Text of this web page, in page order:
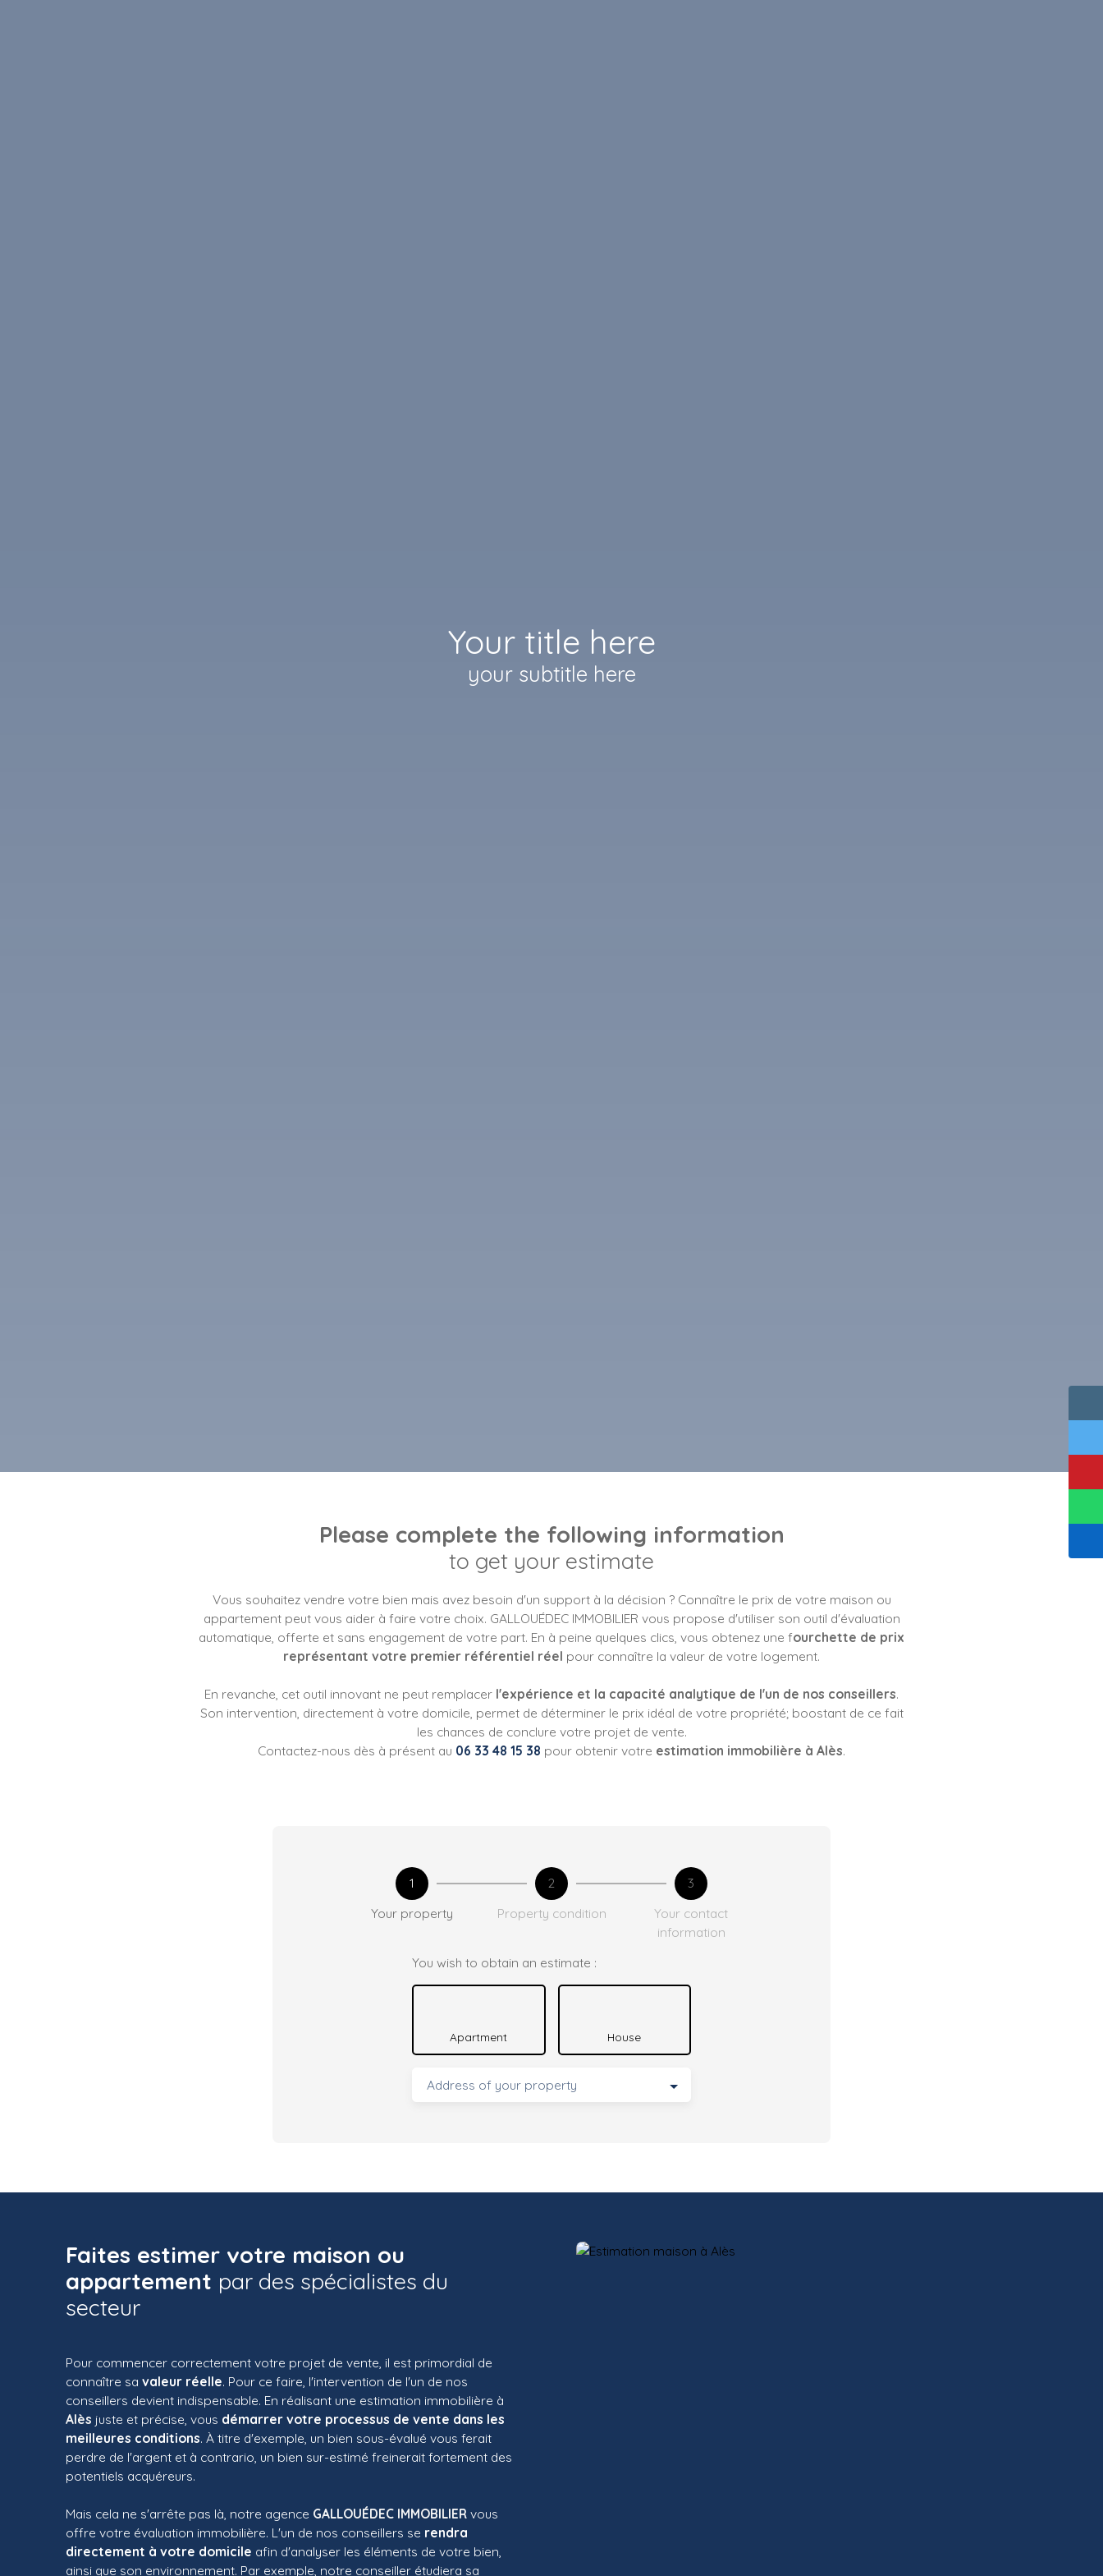
Your title here
your subtitle here
Please complete the following information
to get your estimate
Vous souhaitez vendre votre bien mais avez besoin d'un support à la décision ? Connaître le prix de votre maison ou
appartement peut vous aider à faire votre choix. GALLOUÉDEC IMMOBILIER vous propose d'utiliser son outil d'évaluation
automatique, offerte et sans engagement de votre part. En à peine quelques clics, vous obtenez une fourchette de prix
représentant votre premier référentiel réel pour connaître la valeur de votre logement.
En revanche, cet outil innovant ne peut remplacer l'expérience et la capacité analytique de l'un de nos conseillers.
Son intervention, directement à votre domicile, permet de déterminer le prix idéal de votre propriété; boostant de ce fait
les chances de conclure votre projet de vente.
Contactez-nous dès à présent au 06 33 48 15 38 pour obtenir votre estimation immobilière à Alès.
1
Your property
2
Property condition
3
Your contact
information
You wish to obtain an estimate :
Apartment House
Address of your property
Faites estimer votre maison ou
appartement par des spécialistes du
secteur
Pour commencer correctement votre projet de vente, il est primordial de
connaître sa valeur réelle. Pour ce faire, l'intervention de l'un de nos
conseillers devient indispensable. En réalisant une estimation immobilière à
Alès juste et précise, vous démarrer votre processus de vente dans les
meilleures conditions. À titre d'exemple, un bien sous-évalué vous ferait
perdre de l'argent et à contrario, un bien sur-estimé freinerait fortement des
potentiels acquéreurs.
Mais cela ne s'arrête pas là, notre agence GALLOUÉDEC IMMOBILIER vous
offre votre évaluation immobilière. L'un de nos conseillers se rendra
directement à votre domicile afin d'analyser les éléments de votre bien,
ainsi que son environnement. Par exemple, notre conseiller étudiera sa